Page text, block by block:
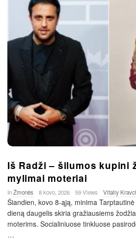
Iš Radži – šilumos kupini
mylimai moteriai
InŽmonės 8 kovo, 2026 59 Views Vitaliy
Šiandien, kovo 8-ąją, minima
dieną daugelis skiria gražiausiems
moterims. Socialiniuose tinkluose
…